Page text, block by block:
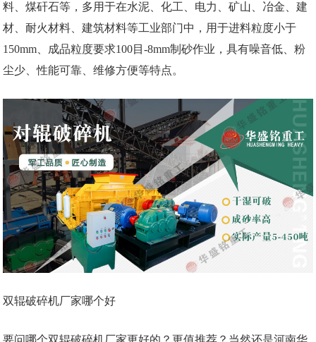
料、煤矸石等，多用于在水泥、化工、电力、矿山、冶金、建
材、耐火材料、建筑材料等工业部门中，用于进料粒度小于
150mm、成品粒度要求100目-8mm制砂作业，具有噪音低、粉
尘少、性能可靠、维修方便等特点。
双辊破碎机厂家哪个好
要问哪个双辊破碎机厂家更好的？更值推荐？当然还是河南华